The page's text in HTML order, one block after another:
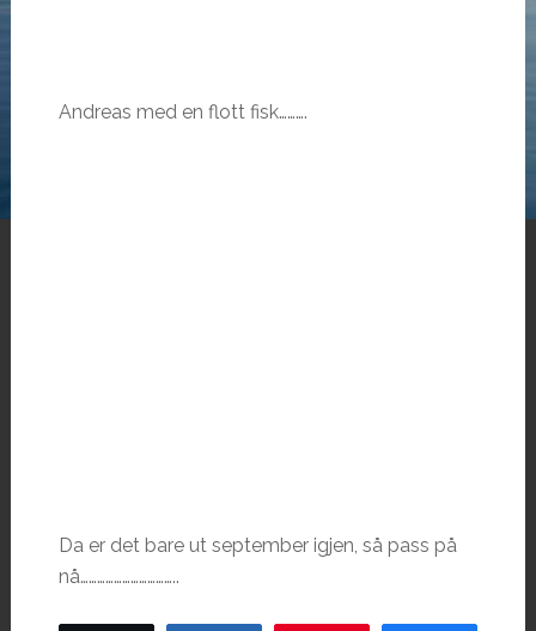
Andreas med en flott fisk……….
Da er det bare ut september igjen, så pass på
nå……………………………..